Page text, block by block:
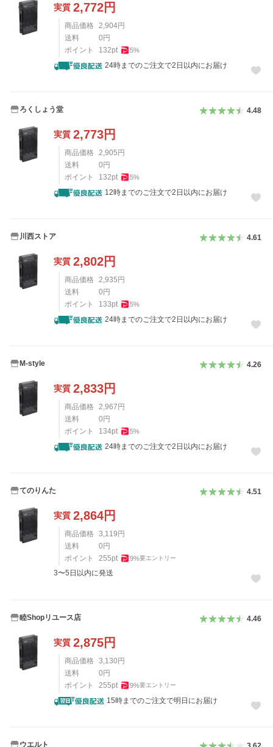
実質 2,772円
商品価格 2,904円
送料
0 円
ポイント
132pt 5%
24時までのご注文で2日以内にお届け
ろくしょう堂 4.48
実質 2,773円
商品価格 2,905 円
送料
0 円
ポイント
132pt 5%
12時までのご注文で2日以内にお届け
川西ストア 4.61
実質 2,802円
商品価格 2,935 円
送料
0 円
ポイント
133pt 5%
24時までのご注文で2日以内にお届け
M-style 4.26
実質 2,833円
商品価格 2,967 円
送料
0 円
ポイント
134pt 5%
24時までのご注文で2日以内にお届け
てのりんた 4.51
実質 2,864円
商品価格 3,119 円
送料
0 円
ポイント
255pt 9%要エントリー
3〜5日以内に発送
睦Shopリユース店 4.46
実質 2,875円
商品価格 3,130 円
送料
0 円
ポイント
255pt 9%要エントリー
15時までのご注文で明日にお届け
ウエルト